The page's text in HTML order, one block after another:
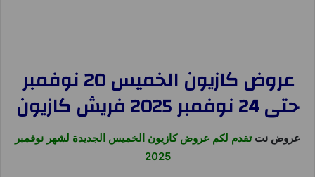
عروض كازيون الخميس 20 نوفمبر
حتى 24 نوفمبر 2025 فريش كازيون
عروض نتتقدم لكم عروض كازيون الخميس الجديدة لشهر نوفمبر
2025